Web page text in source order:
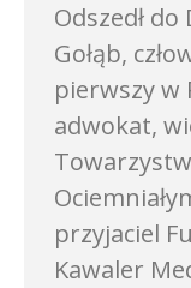
Odszedł do
Gołąb,
pierwszy w
adwokat,
przyjaciel
Kawaler